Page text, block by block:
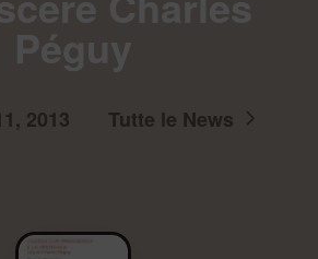
2013 Tutte le News